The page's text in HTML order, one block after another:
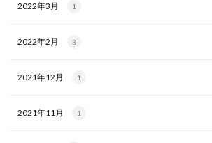
2022年3月 1
2022年2月 3
2021年12月 1
2021年11月 1